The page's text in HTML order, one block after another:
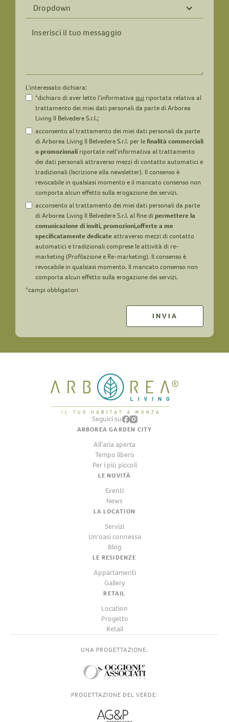
Dropdown
L'interessato dichiara:
*dichiaro di aver letto l’informativa qui riportata relativa al
trattamento dei miei dati personali da parte di Arborea
Living Il Belvedere S.r.l.;
acconsento al trattamento dei miei dati personali da parte
di Arborea Living Il Belvedere S.r.l. per lefinalità commerciali
o promozionali riportate nell’informativa al trattamento
dei dati personali attraverso mezzi di contatto automatici e
tradizionali (Iscrizione alla newsletter). Il consenso è
revocabile in qualsiasi momento e il mancato consenso non
comporta alcun effetto sulla erogazione dei servizi.
acconsento al trattamento dei miei dati personali da parte
di Arborea Living Il Belvedere S.r.l. al fine dipermettere la
comunicazione di inviti, promozioni,offerte a me
specificatamente dedicateattraverso mezzi di contatto
automatici e tradizionali comprese le attività di re-
marketing (Profilazione e Re-marketing). Il consenso è
revocabile in qualsiasi momento. Il mancato consenso non
comporta alcun effetto sulla erogazione dei servizi.
*campi obbligatori
Seguici su
ARBOREA GARDEN CITY
All’aria aperta
Tempo libero
Per i più piccoli
LE NOVITÀ
Eventi
News
LA LOCATION
Servizi
Un'oasi connessa
Blog
LE RESIDENZE
Appartamenti
Gallery
RETAIL
Location
Progetto
Retail
UNA PROGETTAZIONE:
PROGETTAZIONE DEL VERDE: